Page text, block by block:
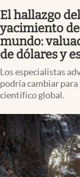
Espiritual
Streaming
Lifestyle
El hallazgo
yacimiento
mundo:
de dólares y
Los especialistas
podría cambiar
científico global.